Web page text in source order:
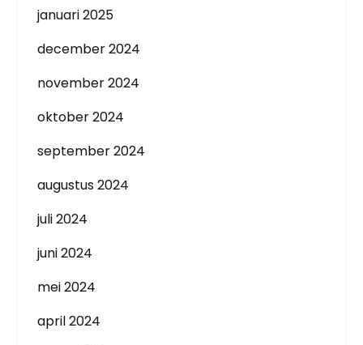
januari 2025
december 2024
november 2024
oktober 2024
september 2024
augustus 2024
juli 2024
juni 2024
mei 2024
april 2024